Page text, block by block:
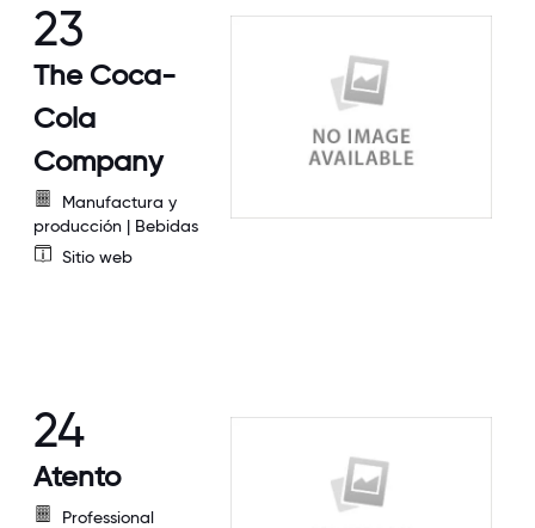
23
The Coca-
Cola
Company
Manufactura y
producción | Bebidas
Sitio web
24
Atento
Professional